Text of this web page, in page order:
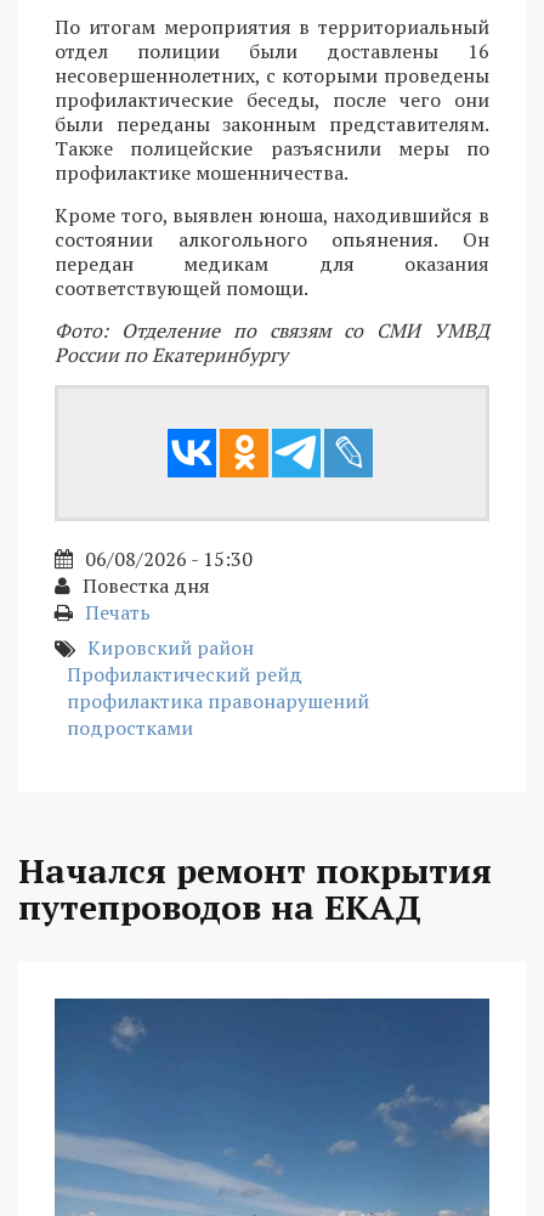
По итогам мероприятия в территориальный
отдел полиции были доставлены 16
несовершеннолетних, с которыми проведены
профилактические беседы, после чего они
были переданы законным представителям.
Также полицейские разъяснили меры по
профилактике мошенничества.
Кроме того, выявлен юноша, находившийся в
состоянии алкогольного опьянения. Он
передан медикам для оказания
соответствующей помощи.
Фото: Отделение по связям со СМИ УМВД
России по Екатеринбургу
06/08/2026 - 15:30
Повестка дня
Печать
Кировский район
Профилактический рейд
профилактика правонарушений
подростками
Начался ремонт покрытия
путепроводов на ЕКАД